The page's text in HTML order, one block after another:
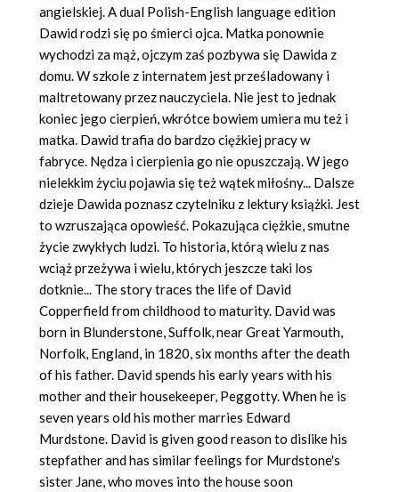
angielskiej. A dual Polish-English language edition
Dawid rodzi się po śmierci ojca. Matka ponownie
wychodzi za mąż, ojczym zaś pozbywa się Dawida z
domu. W szkole z internatem jest prześladowany i
maltretowany przez nauczyciela. Nie jest to jednak
koniec jego cierpień, wkrótce bowiem umiera mu też i
matka. Dawid trafia do bardzo ciężkiej pracy w
fabryce. Nędza i cierpienia go nie opuszczają. W jego
nielekkim życiu pojawia się też wątek miłośny... Dalsze
dzieje Dawida poznasz czytelniku z lektury książki. Jest
to wzruszająca opowieść. Pokazująca ciężkie, smutne
życie zwykłych ludzi. To historia, którą wielu z nas
wciąż przeżywa i wielu, których jeszcze taki los
dotknie... The story traces the life of David
Copperfield from childhood to maturity. David was
born in Blunderstone, Suffolk, near Great Yarmouth,
Norfolk, England, in 1820, six months after the death
of his father. David spends his early years with his
mother and their housekeeper, Peggotty. When he is
seven years old his mother marries Edward
Murdstone. David is given good reason to dislike his
stepfather and has similar feelings for Murdstone's
sister Jane, who moves into the house soon